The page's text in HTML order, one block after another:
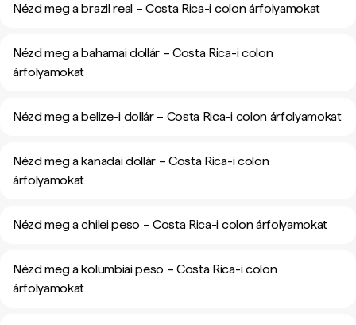
Nézd meg a brazil real – Costa Rica-i colon árfolyamokat
Nézd meg a bahamai dollár – Costa Rica-i colon
árfolyamokat
Nézd meg a belize-i dollár – Costa Rica-i colon árfolyamokat
Nézd meg a kanadai dollár – Costa Rica-i colon
árfolyamokat
Nézd meg a chilei peso – Costa Rica-i colon árfolyamokat
Nézd meg a kolumbiai peso – Costa Rica-i colon
árfolyamokat